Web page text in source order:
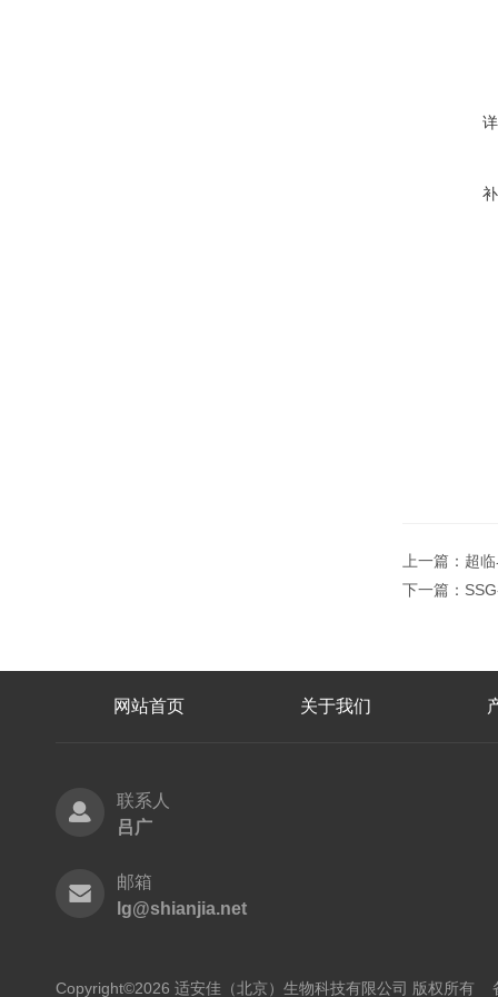
上一篇： 超
下一篇：
网站首页 关于我们
联系人
吕广
邮箱
lg@shianjia.net
Copyright©2026 适安佳（北京）生物科技有限公司 版权所有